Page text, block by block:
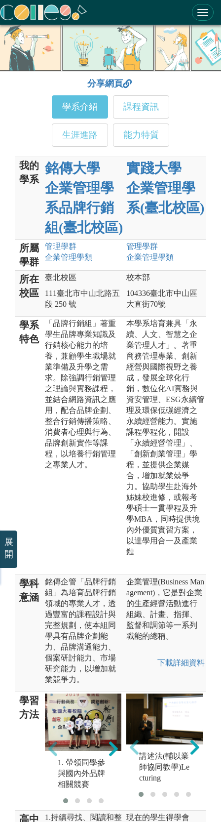
ColleGo! 大學選才與高中育才輔助系統
分享網頁
學系介紹 課程資訊
生涯進路 能力特質
我的
學系
銘傳大學
企業管理學
系品牌行銷
組(臺北校區)
實踐大學
企業管理學
系(臺北校區)
所屬
學群
管理學群
企業管理學類
管理學群
企業管理學類
所在
校區
臺北校區
111臺北市中山北路五
段 250 號
校本部
104336臺北市中山區
大直街70號
學系
特色
「品牌行銷組」著重
學生品牌專業知識及
行銷核心能力的培
養，兼顧學生職場就
業準備及升學之需
求。除強調行銷管理
之理論與實務課程，
並結合網路資訊之應
用，配合品牌企劃、
整合行銷傳播策略、
消費者心理與行為、
品牌創新實作等課
程，以培養行銷管理
之專業人才。
本學系培育兼具「永
續、人文、智慧之企
業管理人才」。著重
商務管理專業、創新
經營與國際視野之養
成，發展全球化行
銷，數位化AI實務與
資安管理、ESG永續管
理及環保低碳經濟之
永續經營能力。實施
課程學程化，開設
「永續經營管理」、
「創新創業管理」學
程，並提供企業媒
合，增加就業兢爭
力。協助學生赴海外
姊妹校進修，或報考
學碩士一貫學程及升
學MBA，同時提供境
內外優質實習方案，
以達學用合一及產業
鏈
學科
意涵
銘傳企管「品牌行銷
組」為培育品牌行銷
領域的專業人才，透
過豐富的課程設計與
完整規劃，使本組同
學具有品牌企劃能
力、品牌溝通能力、
個案研討能力、市場
研究能力，以增加就
業競爭力。
企業管理(Business Man
agement)，它是對企業
的生產經營活動進行
組織、計畫、指揮、
監督和調節等一系列
職能的總稱。
下載詳細資料
學習
方法
1. 帶領同學參
與國內外品牌
相關競賽
2. 進行企業參
訪
講述法(輔以業
師協同教學)Le
cturing
高中
1.持續尋找、閱讀和整 現在的學生得學會
展
開